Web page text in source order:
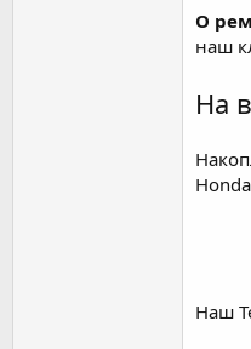
О
наш
На
Наш